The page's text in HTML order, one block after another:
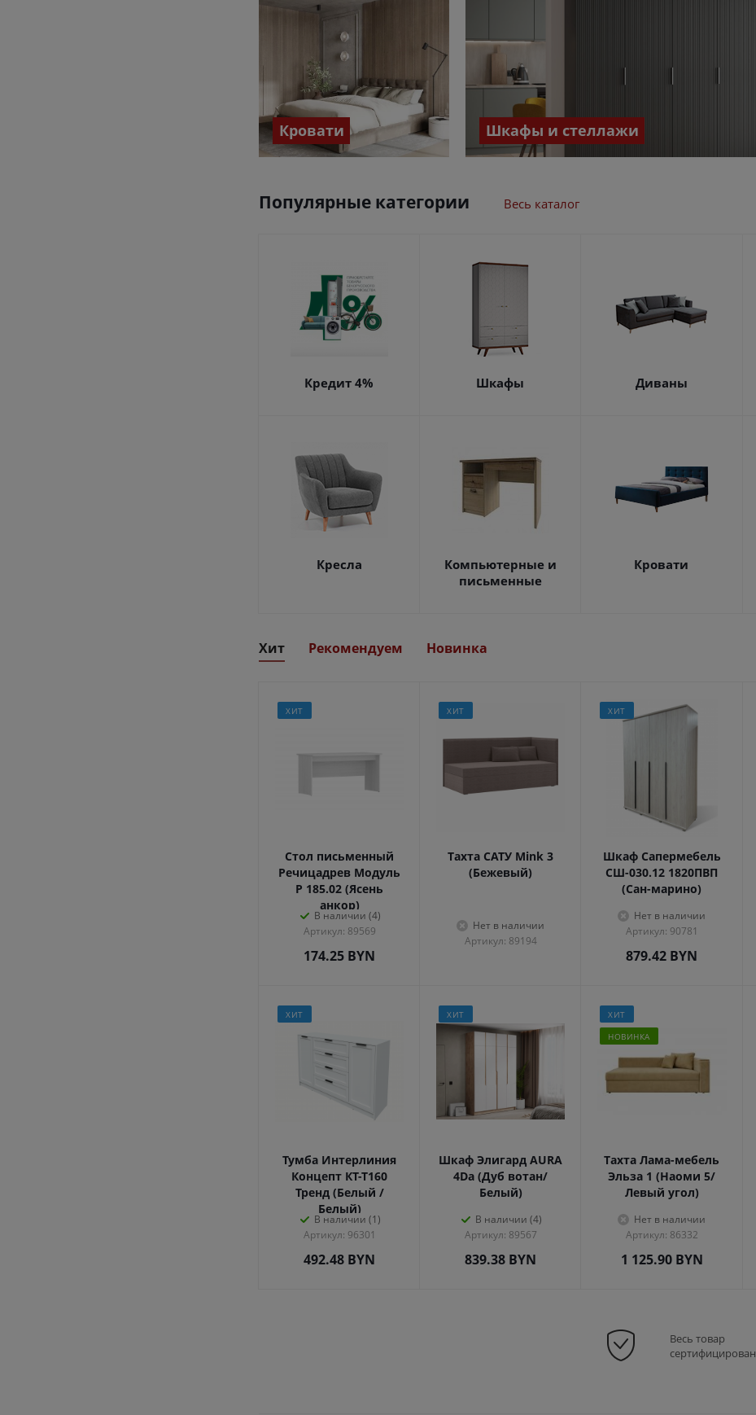
Кровати Шкафы и стеллажи
Популярные категории Весь каталог
Кредит 4% Шкафы Диваны
Кресла
Компьютерные и
письменные
Кровати
Хит Рекомендуем Новинка
ХИТ
Стол письменный
Речицадрев Модуль
Р 185.02 (Ясень
анкор)
В наличии (4)
Артикул: 89569
174.25 BYN
ХИТ
Тахта САТУ Mink 3
(Бежевый)
Нет в наличии
Артикул: 89194
ХИТ
Шкаф Сапермебель
СШ-030.12 1820ПВП
(Сан-марино)
Нет в наличии
Артикул: 90781
879.42 BYN
ХИТ
Тумба Интерлиния
Концепт КТ-Т160
Тренд (Белый /
Белый)
В наличии (1)
Артикул: 96301
492.48 BYN
ХИТ
Шкаф Элигард AURA
4Dа (Дуб вотан/
Белый)
В наличии (4)
Артикул: 89567
839.38 BYN
ХИТ
НОВИНКА
Тахта Лама-мебель
Эльза 1 (Наоми 5/
Левый угол)
Нет в наличии
Артикул: 86332
1 125.90BYN
Весь товар
сертифицирован